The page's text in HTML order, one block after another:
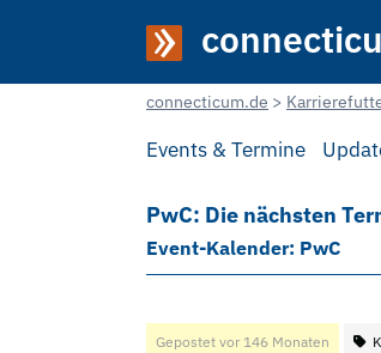
connecticum.de
Events & Termine
PwC: Die nächsten
Event-Kalender: PwC
Gepostet vor 146 Monaten